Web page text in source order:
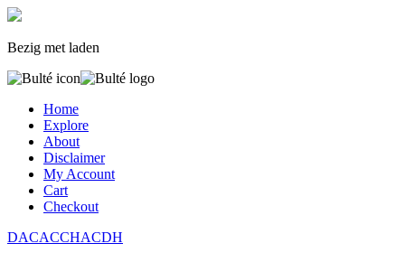
Bezig met laden
Home
Explore
About
Disclaimer
My Account
Cart
Checkout
DACACCHACDH